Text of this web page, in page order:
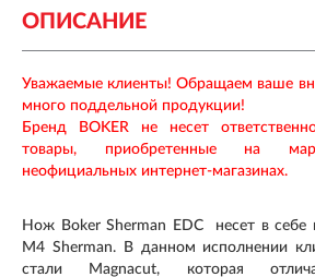
ОПИСАНИЕ
Уважаемые клиенты! Обращаем ваше
много поддельной продукции!
Бренд BOKER не несет
товары, приобретенные на
неофициальных интернет-магазинах.
Нож Boker Sherman EDC несет в себе
M4 Sherman. В данном исполнении
стали Magnacut, которая